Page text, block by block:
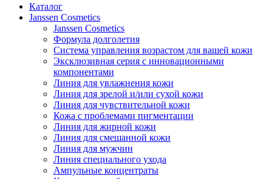
Каталог
Janssen Cosmetics
Janssen Cosmetics
Формула долголетия
Система управления возрастом для вашей кожи
Эксклюзивная серия с инновационными
компонентами
Линия для увлажнения кожи
Линия для зрелой и/или сухой кожи
Линия для чувствительной кожи
Кожа с проблемами пигментации
Линия для жирной кожи
Линия для смешанной кожи
Линия для мужчин
Линия специального ухода
Ампульные концентраты